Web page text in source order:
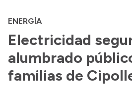
Referentes de prensa
Archivo de noticias
Transparencia
ENERGÍA
Electricidad
alumbrado
familias de